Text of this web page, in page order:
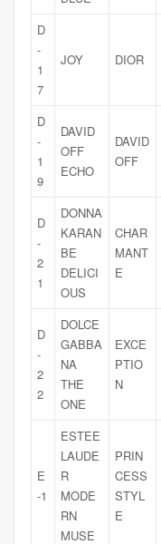
D
-
1
7
JOY DIOR
D
-
1
9
DAVID
OFF
ECHO
DAVID
OFF
D
-
2
1
DONNA
KARAN
BE
DELICI
OUS
CHAR
MANT
E
D
-
2
2
DOLCE
GABBA
NA
THE
ONE
EXCE
PTIO
N
E
-1
ESTEE
LAUDE
R
MODE
RN
MUSE
PRIN
CESS
STYL
E